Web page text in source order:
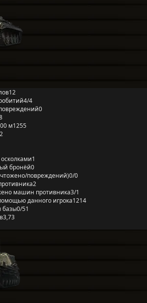
12
4/4
0
м1255
2
1
бронёй0
повреждений)0/0
2
машин противника3/1
данного игрока1214
базы0/51
3,73